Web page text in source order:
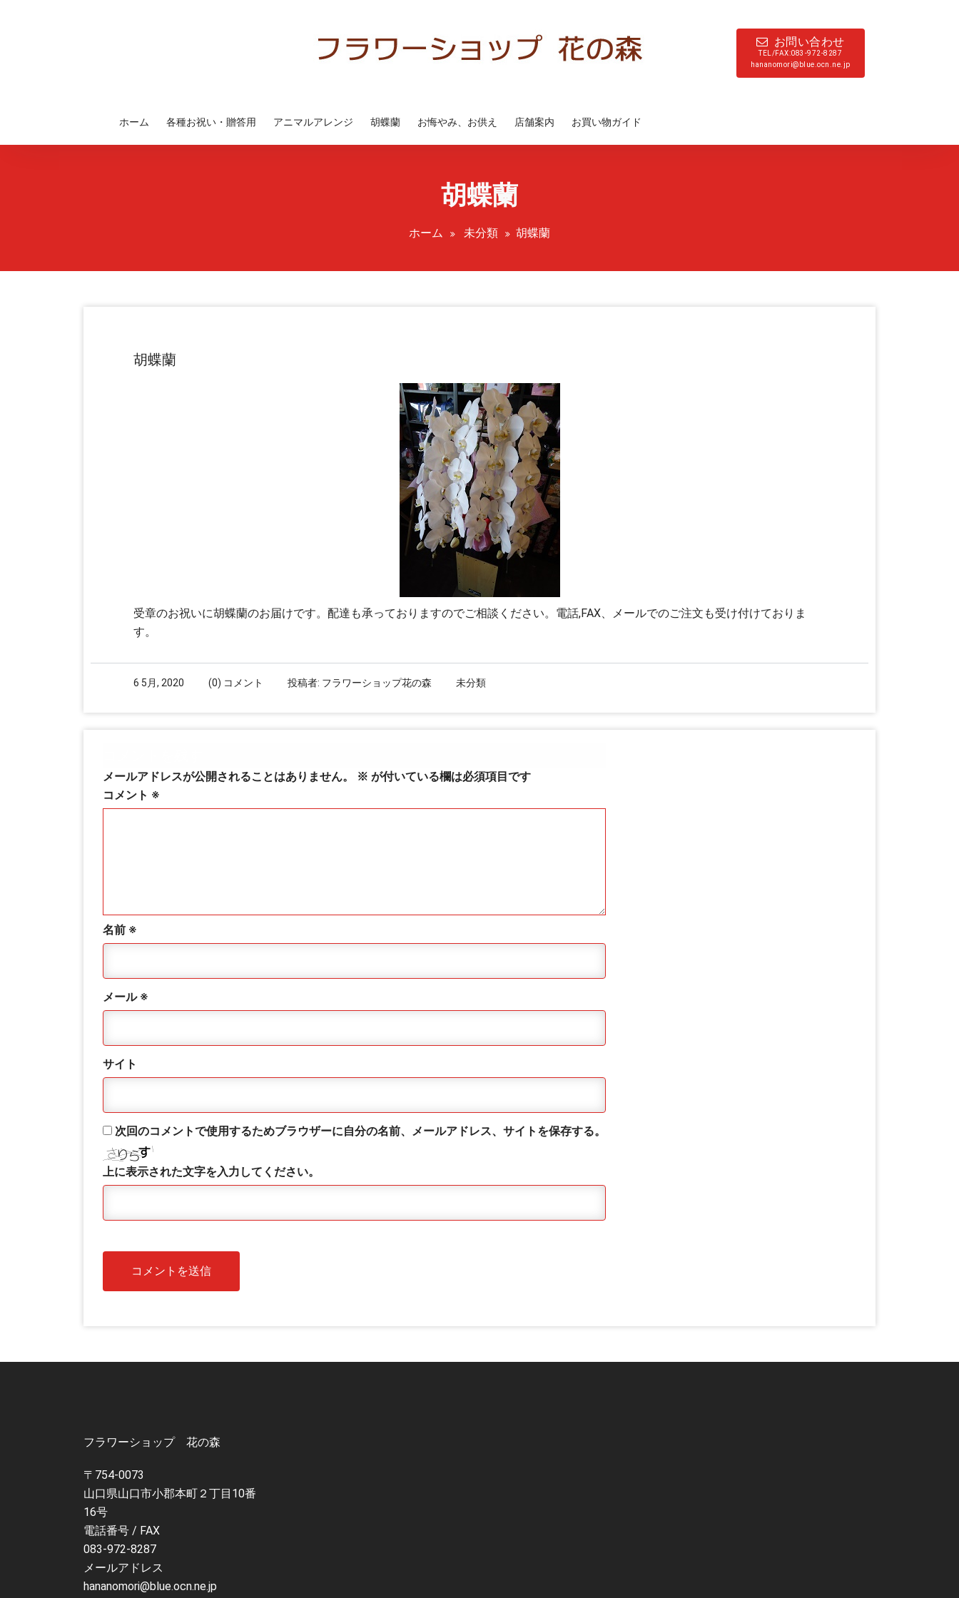
ッ
お問い合わせ
TEL/FAX:083-972-8287
hananomori@blue.ocn.ne.jp
ホーム 各種お祝い・贈答用 アニマルアレンジ 胡蝶蘭 お悔やみ、お供え 店舗案内 お買い物ガイド
胡蝶蘭
ホーム 未分類 胡蝶蘭
胡蝶蘭
受章のお祝いに胡蝶蘭のお届けです。配達も承っておりますのでご相談ください。電話,FAX、メールでのご注文も受け付けておりま
す。
6 5月, 2020 (0) コメント 投稿者: フラワーショップ花の森 未分類
メールアドレスが公開されることはありません。 ※ が付いている欄は必須項目です
コメント ※
名前 ※
メール ※
サイト
次回のコメントで使用するためブラウザーに自分の名前、メールアドレス、サイトを保存する。
上に表示された文字を入力してください。
フラワーショップ 花の森
〒754-0073
山口県山口市小郡本町２丁目10番
16号
電話番号 / FAX
083-972-8287
メールアドレス
hananomori@blue.ocn.ne.jp